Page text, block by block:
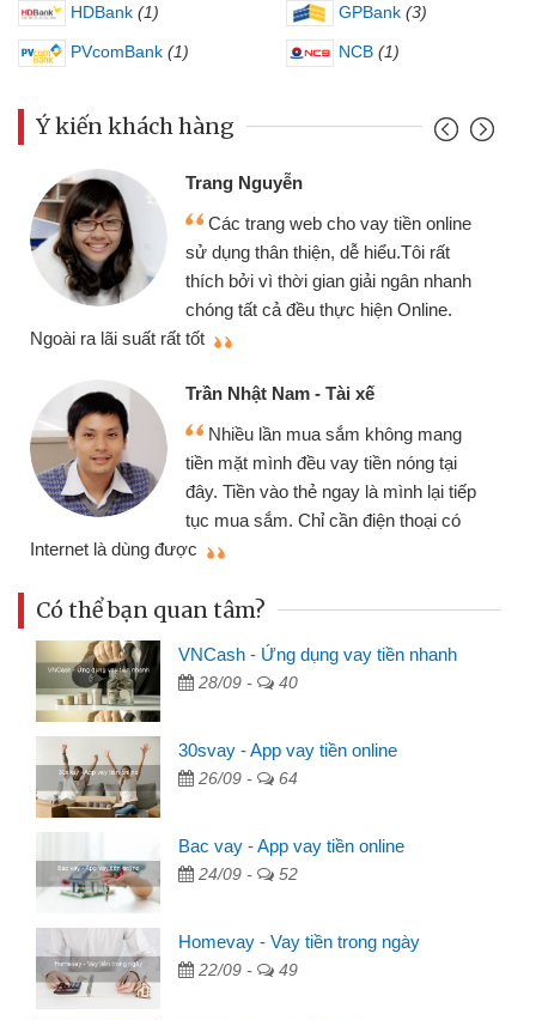
HDBank (1) GPBank (3)
PVcomBank (1) NCB (1)
Ý kiến khách hàng
Trang Nguyễn
Các trang web cho vay tiền online
sử dụng thân thiện, dễ hiểu.Tôi rất
thích bởi vì thời gian giải ngân nhanh
chóng tất cả đều thực hiện Online.
Ngoài ra lãi suất rất tốt
Trần Nhật Nam - Tài xế
Nhiều lần mua sắm không mang
tiền mặt mình đều vay tiền nóng tại
đây. Tiền vào thẻ ngay là mình lại tiếp
tục mua sắm. Chỉ cần điện thoại có
Internet là dùng được
Có thể bạn quan tâm?
VNCash - Ứng dụng vay tiền nhanh
28/09 - 40
30svay - App vay tiền online
26/09 - 64
Bac vay - App vay tiền online
24/09 - 52
Homevay - Vay tiền trong ngày
22/09 - 49